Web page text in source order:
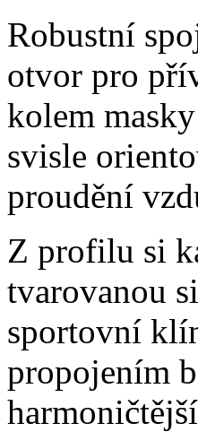
Robustní
otvor pro
kolem
svisle
proudění
Z profilu si
tvarovanou
sportovní
propojením